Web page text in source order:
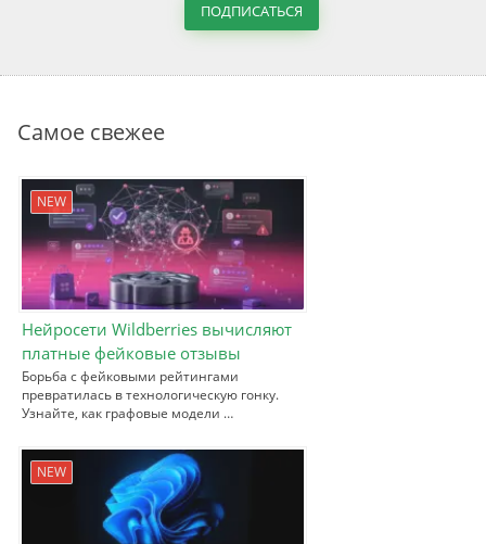
ПОДПИСАТЬСЯ
Самое свежее
NEW
Нейросети Wildberries вычисляют
платные фейковые отзывы
Борьба с фейковыми рейтингами
превратилась в технологическую гонку.
Узнайте, как графовые модели …
NEW